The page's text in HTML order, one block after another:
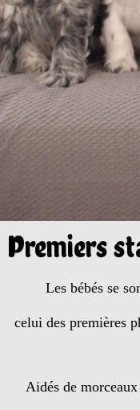
Premiers
Les bébés se
celui des premières
Aidés de